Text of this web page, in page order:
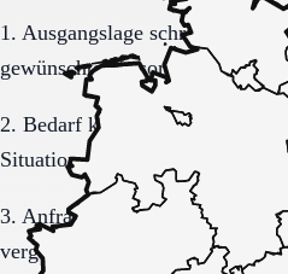
1. Ausgangslage schriftlich
gewünschte Versorgungsform.
2. Bedarf konkretisieren:
Situation, Kostenrahmen.
3. Anfrage sauber formulieren,
vergleichbar bleiben.